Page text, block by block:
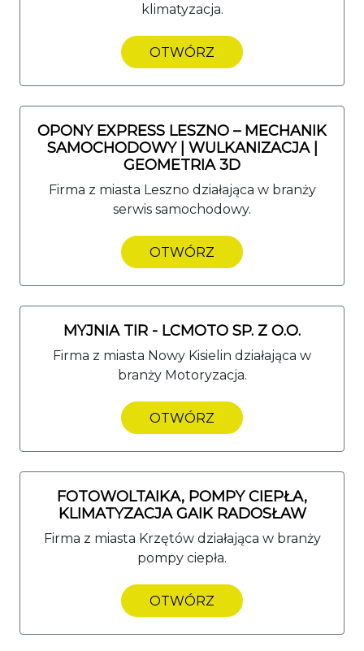
klimatyzacja.
OTWÓRZ
OPONY EXPRESS LESZNO – MECHANIK
SAMOCHODOWY | WULKANIZACJA |
GEOMETRIA 3D
Firma z miasta Leszno działająca w branży
serwis samochodowy.
OTWÓRZ
MYJNIA TIR - LCMOTO SP. Z O.O.
Firma z miasta Nowy Kisielin działająca w
branży Motoryzacja.
OTWÓRZ
FOTOWOLTAIKA, POMPY CIEPŁA,
KLIMATYZACJA GAIK RADOSŁAW
Firma z miasta Krzętów działająca w branży
pompy ciepła.
OTWÓRZ